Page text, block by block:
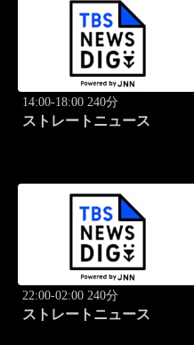
14:00-18:00 240分
ストレートニュース
22:00-02:00 240分
ストレートニュース